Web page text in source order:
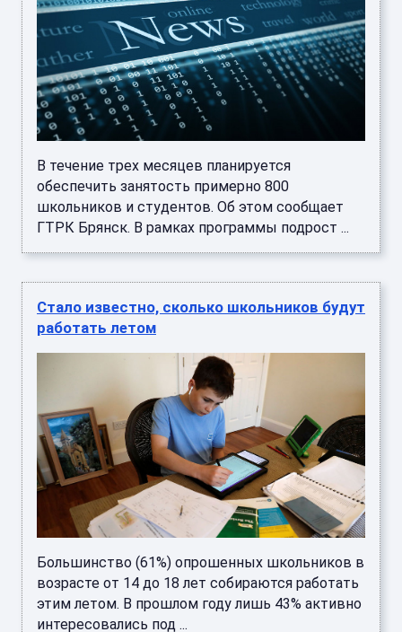
В течение трех месяцев планируется
обеспечить занятость примерно 800
школьников и студентов. Об этом сообщает
ГТРК Брянск. В рамках программы подрост ...
Стало известно, сколько школьников будут
работать летом
Большинство (61%) опрошенных школьников в
возрасте от 14 до 18 лет собираются работать
этим летом. В прошлом году лишь 43% активно
интересовались под ...